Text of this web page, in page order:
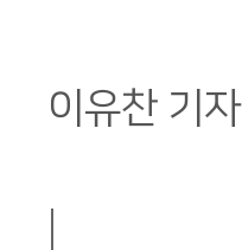
이유찬 기자